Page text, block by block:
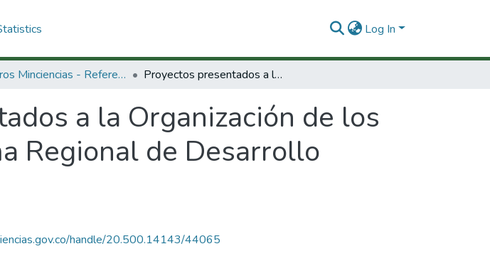
Log In
Libros Minciencias - Referenciales Proyectos presentados a la Organización de los Estados Americanos, Programa Regional de Desarrollo Cientifico y Tecnologíco.
a la Organización de los
Regional de Desarrollo
handle/20.500.14143/44065